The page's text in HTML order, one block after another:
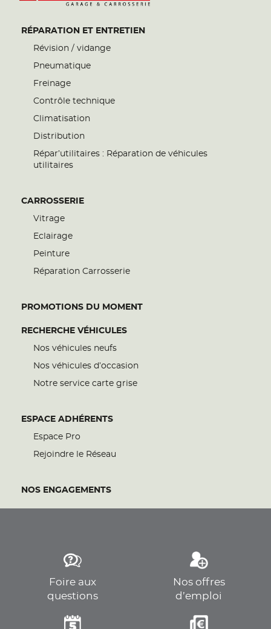
RÉPARATION ET ENTRETIEN
Révision / vidange
Pneumatique
Freinage
Contrôle technique
Climatisation
Distribution
Répar’utilitaires : Réparation de véhicules
utilitaires
CARROSSERIE
Vitrage
Eclairage
Peinture
Réparation Carrosserie
PROMOTIONS DU MOMENT
RECHERCHE VÉHICULES
Nos véhicules neufs
Nos véhicules d’occasion
Notre service carte grise
ESPACE ADHÉRENTS
Espace Pro
Rejoindre le Réseau
NOS ENGAGEMENTS
Foire aux
questions
Nos offres
d’emploi